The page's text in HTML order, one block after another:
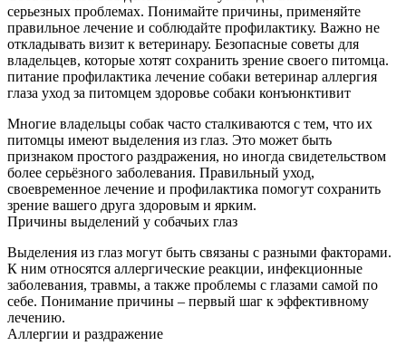
серьезных проблемах. Понимайте причины, применяйте
правильное лечение и соблюдайте профилактику. Важно не
откладывать визит к ветеринару. Безопасные советы для
владельцев, которые хотят сохранить зрение своего питомца.
питание профилактика лечение собаки ветеринар аллергия
глаза уход за питомцем здоровье собаки конъюнктивит
Многие владельцы собак часто сталкиваются с тем, что их
питомцы имеют выделения из глаз. Это может быть
признаком простого раздражения, но иногда свидетельством
более серьёзного заболевания. Правильный уход,
своевременное лечение и профилактика помогут сохранить
зрение вашего друга здоровым и ярким.
Причины выделений у собачьих глаз
Выделения из глаз могут быть связаны с разными факторами.
К ним относятся аллергические реакции, инфекционные
заболевания, травмы, а также проблемы с глазами самой по
себе. Понимание причины – первый шаг к эффективному
лечению.
Аллергии и раздражение